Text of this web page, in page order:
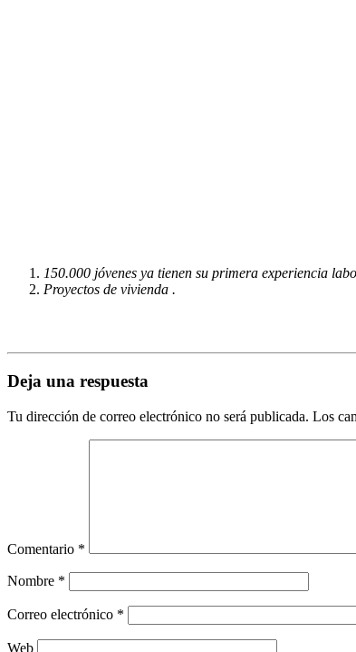
150.000 jóvenes ya tienen su primera experiencia
Proyectos de vivienda .
Deja una respuesta
Tu dirección de correo electrónico no será publicada. Los
Comentario *
Nombre *
Correo electrónico *
Web